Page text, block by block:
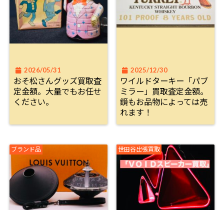
2026/05/31
おそ松さんグッズ買取査
定金額。大量でもお任せ
ください。
2025/12/30
ワイルドターキー「パブ
ミラー」買取査定金額。
鏡もお品物によっては売
れます！
ブランド品 世田谷出張買取